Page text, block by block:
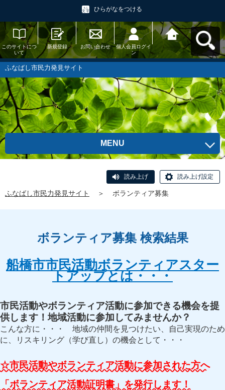
ひらがなをつける
このサイトにつ
いて
新規登録 お問い合わせ
個人会員ログイ
ン
ふなばし市民力
発見サイトへ戻
る
ふなばし市民力発見サイト
MENU
読み上げ 読み上げ設定
ふなばし市民力発見サイト ＞ ボランティア募集
ボランティア募集 検索結果
船橋市市民活動ボランティアスター
トアップとは・・・
市民活動やボランティア活動に参加できる機会を提
供します！地域活動に参加してみませんか？
こんな方に・・・ 地域の仲間を見つけたい、自己実現のため
に、リスキリング（学び直し）の機会として・・・
☆市民活動やボランティア活動に参加された方へ
「ボランティア活動証明書」を発行します！